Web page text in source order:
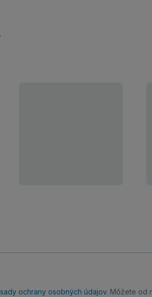
ochrany osobných údajov. Môžete od